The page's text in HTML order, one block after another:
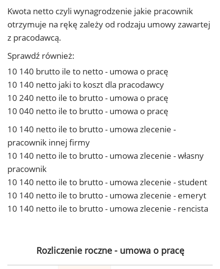
Kwota netto czyli wynagrodzenie jakie pracownik
otrzymuje na rękę zależy od rodzaju umowy zawartej
z pracodawcą.
Sprawdź również:
10 140 brutto ile to netto - umowa o pracę
10 140 netto jaki to koszt dla pracodawcy
10 240 netto ile to brutto - umowa o pracę
10 040 netto ile to brutto - umowa o pracę
10 140 netto ile to brutto - umowa zlecenie -
pracownik innej firmy
10 140 netto ile to brutto - umowa zlecenie - własny
pracownik
10 140 netto ile to brutto - umowa zlecenie - student
10 140 netto ile to brutto - umowa zlecenie - emeryt
10 140 netto ile to brutto - umowa zlecenie - rencista
Rozliczenie roczne - umowa o pracę